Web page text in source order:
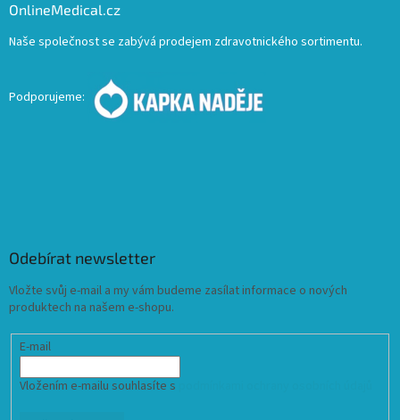
OnlineMedical.cz
Naše společnost se zabývá prodejem zdravotnického sortimentu.
Podporujeme:
Odebírat newsletter
Vložte svůj e-mail a my vám budeme zasílat informace o nových
produktech na našem e-shopu.
E-mail
Vložením e-mailu souhlasíte s